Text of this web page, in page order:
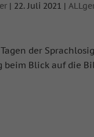
| 22. Juli 2021 |
der
beim Blick auf die